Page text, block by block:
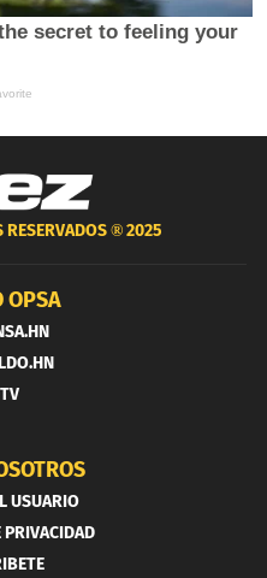
RESERVADOS ®2025
OPSA
USUARIO
PRIVACIDAD